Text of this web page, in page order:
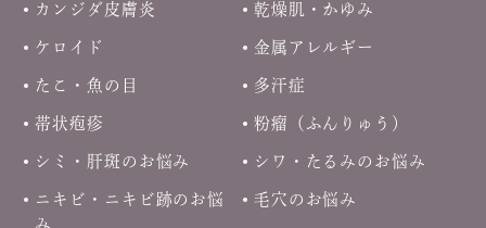
カンジダ皮膚炎 乾燥肌・かゆみ
ケロイド 金属アレルギー
たこ・魚の目 多汗症
帯状疱疹 粉瘤（ふんりゅう）
シミ・肝斑のお悩み シワ・たるみのお悩み
ニキビ・ニキビ跡のお悩
み
毛穴のお悩み